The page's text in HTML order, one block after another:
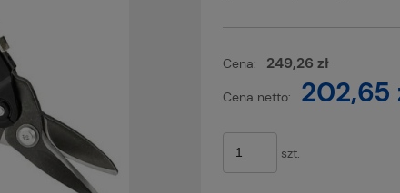
Cena: 249,26 zł
Cena netto: 202,65
szt.